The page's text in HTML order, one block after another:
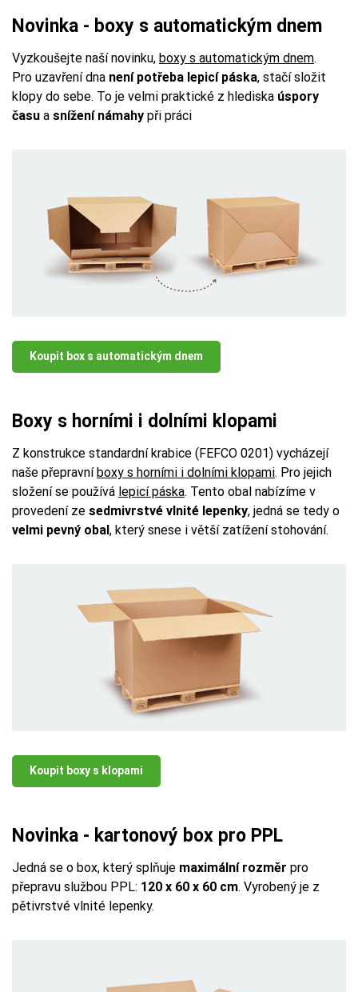
Novinka - boxy s automatickým dnem
Vyzkoušejte naší novinku, boxy s automatickým dnem.
Pro uzavření dna není potřeba lepicí páska, stačí složit
klopy do sebe. To je velmi praktické z hlediska úspory
času a snížení námahy při práci
Koupit box s automatickým dnem
Boxy s horními i dolními klopami
Z konstrukce standardní krabice (FEFCO 0201) vycházejí
naše přepravníboxy s horními i dolními klopami. Pro jejich
složení se používá lepicí páska. Tento obal nabízíme v
provedení ze sedmivrstvé vlnité lepenky, jedná se tedy o
velmi pevný obal, který snese i větší zatížení stohování.
Koupit boxy s klopami
Novinka - kartonový box pro PPL
Jedná se o box, který splňuje maximální rozměr pro
přepravu službou PPL: 120 x 60 x 60 cm. Vyrobený je z
pětivrstvé vlnité lepenky.